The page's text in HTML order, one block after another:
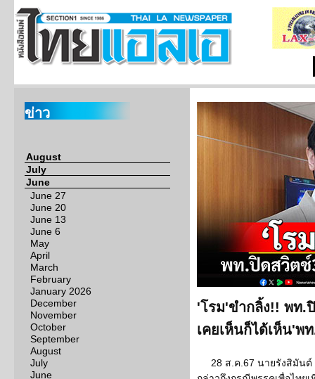
ข่าว
August
July
June
June 27
June 20
June 13
June 6
May
April
March
February
January 2026
December
November
October
September
August
July
June
'โรม'ขำกลิ้ง!! พท.
เคยเห็นก็ได้เห็น'พ
28 ส.ค.67 นายรังสิมัน